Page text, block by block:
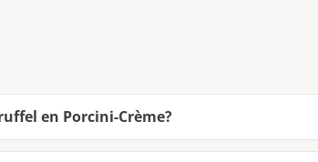
en Porcini-Crème?